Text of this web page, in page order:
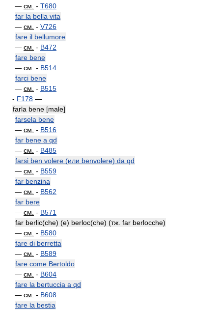
— см. - T680
far la bella vita
— см. - V726
fare il bellumore
— см. - B472
fare bene
— см. - B514
farci bene
— см. - B515
- F178 —
farla bene [male]
farsela bene
— см. - B516
far bene a qd
— см. - B485
farsi ben volere (или benvolere) da qd
— см. - B559
far benzina
— см. - B562
far bere
— см. - B571
far berlic(che) (e) berloc(che) (тж. far berlocche)
— см. - B580
fare di berretta
— см. - B589
fare come Bertoldo
— см. - B604
fare la bertuccia a qd
— см. - B608
fare la bestia